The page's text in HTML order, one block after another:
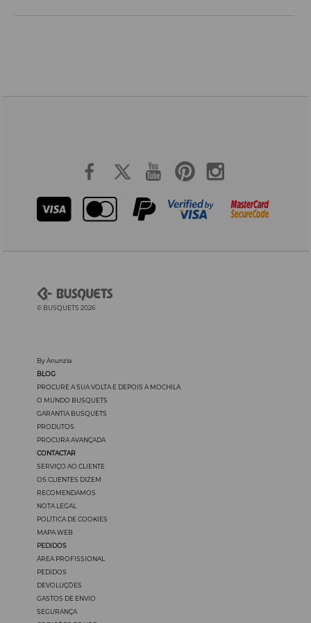
© BUSQUETS 2026
By Anunzia
BLOG
PROCURE A SUA VOLTA E DEPOIS A MOCHILA
O MUNDO BUSQUETS
GARANTIA BUSQUETS
PRODUTOS
PROCURA AVANÇADA
CONTACTAR
SERVIÇO AO CLIENTE
OS CLIENTES DIZEM
RECOMENDAMOS
NOTA LEGAL
POLÍTICA DE COOKIES
MAPA WEB
PEDIDOS
ÁREA PROFISSIONAL
PEDIDOS
DEVOLUÇÖES
GASTOS DE ENVIO
SEGURANÇA